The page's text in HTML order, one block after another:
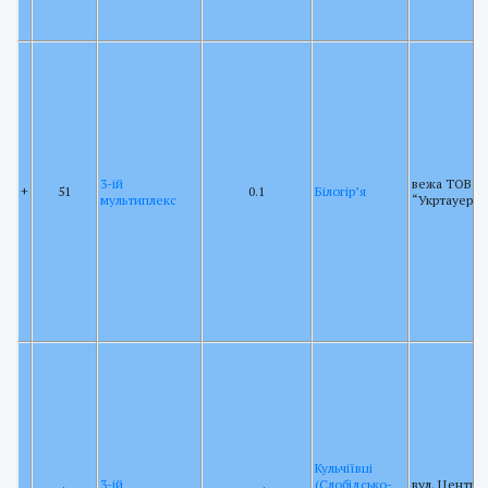
+ 51
3-ій
мультиплекс
0.1 Білогір’я
вежа ТОВ
“Укртауер”
3-ій
Кульчіївці
(Слобідсько-
вул.